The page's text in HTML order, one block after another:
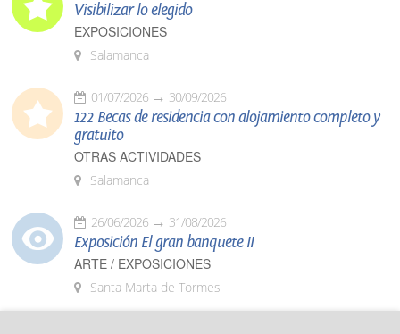
Visibilizar lo elegido
EXPOSICIONES
Salamanca
01/07/2026 30/09/2026
122 Becas de residencia con alojamiento completo y
gratuito
OTRAS ACTIVIDADES
Salamanca
26/06/2026 31/08/2026
Exposición El gran banquete II
ARTE / EXPOSICIONES
Santa Marta de Tormes